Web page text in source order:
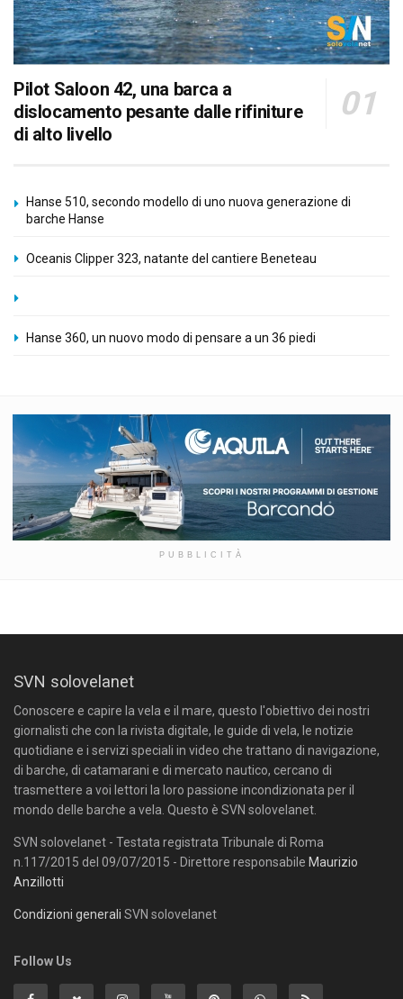
Pilot Saloon 42, una barca a
dislocamento pesante dalle rifiniture
di alto livello
Hanse 510, secondo modello di uno nuova generazione di
barche Hanse
Oceanis Clipper 323, natante del cantiere Beneteau
Hanse 360, un nuovo modo di pensare a un 36 piedi
PUBBLICITÀ
SVN solovelanet
Conoscere e capire la vela e il mare, questo l'obiettivo dei nostri
giornalisti che con la rivista digitale, le guide di vela, le notizie
quotidiane e i servizi speciali in video che trattano di navigazione,
di barche, di catamarani e di mercato nautico, cercano di
trasmettere a voi lettori la loro passione incondizionata per il
mondo delle barche a vela. Questo è SVN solovelanet.
SVN solovelanet - Testata registrata Tribunale di Roma
n.117/2015 del 09/07/2015 - Direttore responsabile Maurizio
Anzillotti
Condizioni generali SVN solovelanet
Follow Us